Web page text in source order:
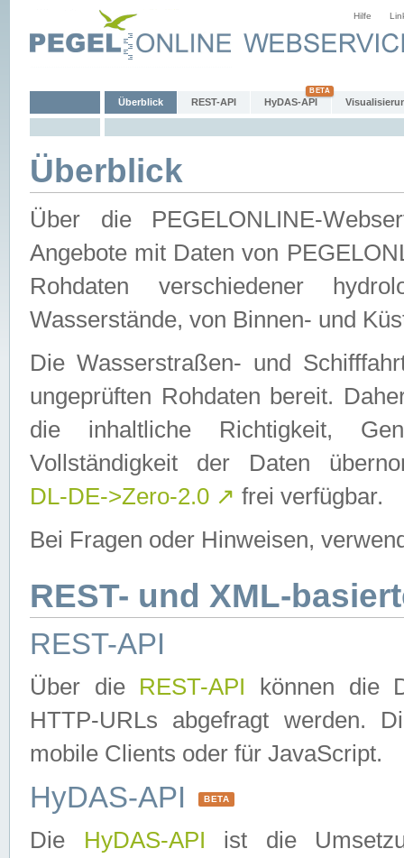
Hilfe
Überblick REST-API HyDAS-API
Überblick
Über die PEGELONLINE-
Angebote mit Daten von
Rohdaten verschiedener
Wasserstände, von Binnen- und
Die Wasserstraßen- und
ungeprüften Rohdaten bereit.
die inhaltliche Richtigkeit,
Vollständigkeit der Daten
DL-DE->Zero-2.0 ↗ frei verfügbar.
Bei Fragen oder Hinweisen,
REST- und XML-
REST-API
Über die REST-API können die
HTTP-URLs abgefragt werden.
mobile Clients oder für JavaScript.
HyDAS-API BETA
Die HyDAS-API ist die